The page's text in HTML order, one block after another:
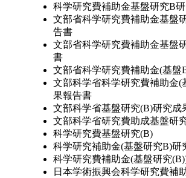
科学研究費補助金基盤研究B
文部省科学研究費補助金基盤
告書
文部省科学研究費補助金基盤
書
文部省科学研究費補助金(基盤
文部科学省科学研究費補助金(
果報告書
文部科学省基盤研究(B)研究成
文部科学省研究費助成基盤研
科学研究費基盤研究(B)
科学研究補助金(基盤研究B)研
科学研究費補助金(基盤研究
日本学術振興会科学研究費補